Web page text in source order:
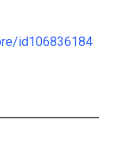
id106836184